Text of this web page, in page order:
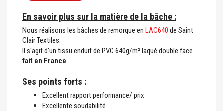
En savoir plus sur la matière de la bâche :
Nous réalisons les bâches de remorque en LAC640 de Saint
Clair Textiles.
Il s'agit d'un tissu enduit de PVC 640g/m² laqué double face
fait en France.
Ses points forts :
Excellent rapport performance/ prix
Excellente soudabilité